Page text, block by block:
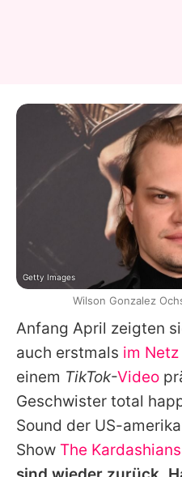
Anfang April zeigten
auch erstmals im
einem TikTok-Video
Geschwister total
Sound der US-
Show The Kardashians
Getty Images
Wilson Gonzalez